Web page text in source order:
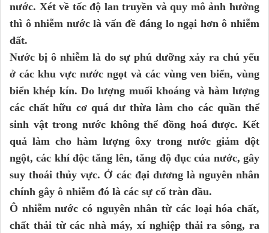
nước. Xét về tốc độ lan truyền và quy mô ảnh hưởng
thì ô nhiễm nước là vấn đề đáng lo ngại hơn ô nhiễm
đất.
Nước bị ô nhiễm là do sự phú dưỡng xảy ra chủ yếu
ở các khu vực nước ngọt và các vùng ven biển, vùng
biển khép kín. Do lượng muối khoáng và hàm lượng
các chất hữu cơ quá dư thừa làm cho các quần thể
sinh vật trong nước không thể đồng hoá được. Kết
quả làm cho hàm lượng ôxy trong nước giảm đột
ngột, các khí độc tăng lên, tăng độ đục của nước, gây
suy thoái thủy vực. Ở các đại dương là nguyên nhân
chính gây ô nhiễm đó là các sự cố tràn dầu.
Ô nhiễm nước có nguyên nhân từ các loại hóa chất,
chất thải từ các nhà máy, xí nghiệp thải ra sông, ra